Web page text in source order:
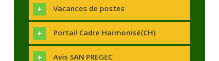
Vacances de postes
Portail Cadre Harmonisé(CH)
Avis SAN PREGEC